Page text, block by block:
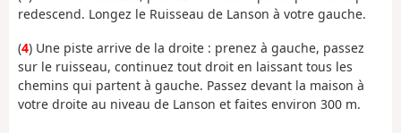
redescend. Longez le Ruisseau de Lanson à votre gauche.
(4) Une piste arrive de la droite : prenez à gauche, passez
sur le ruisseau, continuez tout droit en laissant tous les
chemins qui partent à gauche. Passez devant la maison à
votre droite au niveau de Lanson et faites environ 300 m.